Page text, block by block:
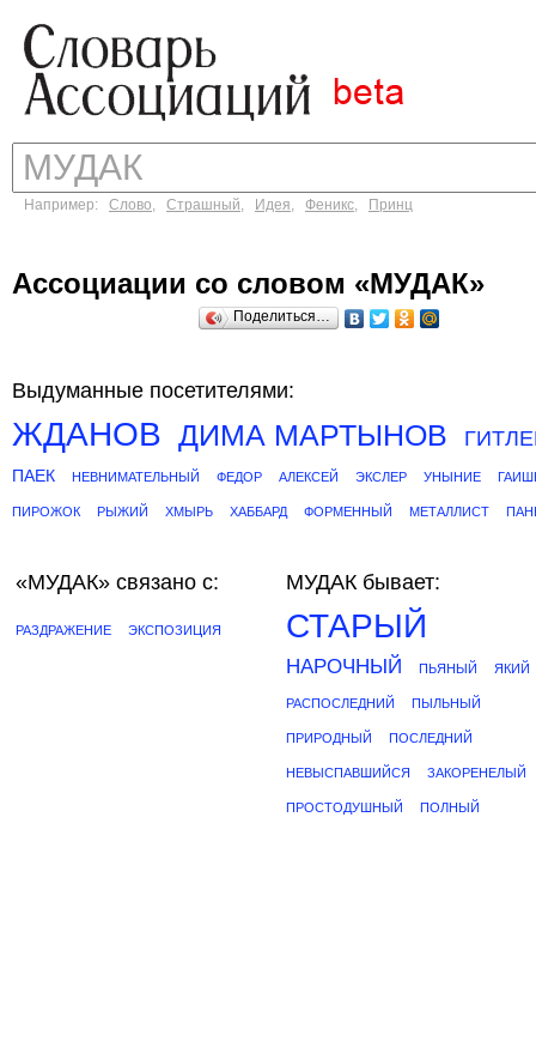
Например: Слово, Страшный, Идея, Феникс, Принц
Ассоциации со словом «МУДАК»
Поделиться…
Выдуманные посетителями:
ЖДАНОВ ДИМА МАРТЫНОВ
ПАЕК НЕВНИМАТЕЛЬНЫЙ ФЕДОР АЛЕКСЕЙ ЭКСЛЕР УНЫНИЕ
ПИРОЖОК РЫЖИЙ ХМЫРЬ ХАББАРД ФОРМЕННЫЙ МЕТАЛЛИСТ
«МУДАК» связано с:
РАЗДРАЖЕНИЕ ЭКСПОЗИЦИЯ
МУДАК бывает:
СТАРЫЙ
НАРОЧНЫЙ ПЬЯНЫЙ ЯКИЙ
РАСПОСЛЕДНИЙ ПЫЛЬНЫЙ
ПРИРОДНЫЙ ПОСЛЕДНИЙ
НЕВЫСПАВШИЙСЯ ЗАКОРЕНЕЛЫЙ
ПРОСТОДУШНЫЙ ПОЛНЫЙ